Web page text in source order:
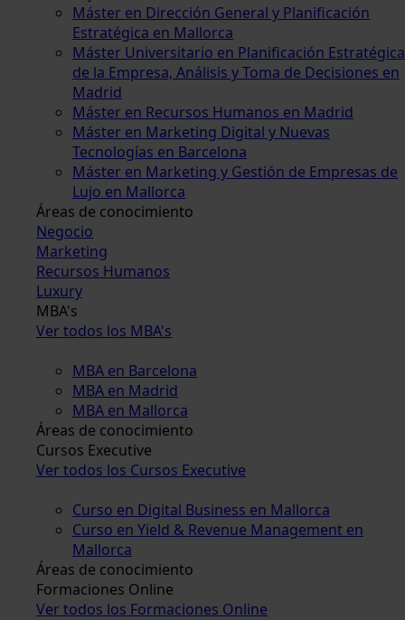
Máster en Dirección General y Planificación
Estratégica en Mallorca
Máster Universitario en Planificación Estratégica
de la Empresa, Análisis y Toma de Decisiones en
Madrid
Máster en Recursos Humanos en Madrid
Máster en Marketing Digital y Nuevas
Tecnologías en Barcelona
Máster en Marketing y Gestión de Empresas de
Lujo en Mallorca
Áreas de conocimiento
Negocio
Marketing
Recursos Humanos
Luxury
MBA's
Ver todos los MBA's
MBA en Barcelona
MBA en Madrid
MBA en Mallorca
Áreas de conocimiento
Cursos Executive
Ver todos los Cursos Executive
Curso en Digital Business en Mallorca
Curso en Yield & Revenue Management en
Mallorca
Áreas de conocimiento
Formaciones Online
Ver todos los Formaciones Online